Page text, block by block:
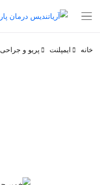
خانه ایمپلنت پریو و جراحی